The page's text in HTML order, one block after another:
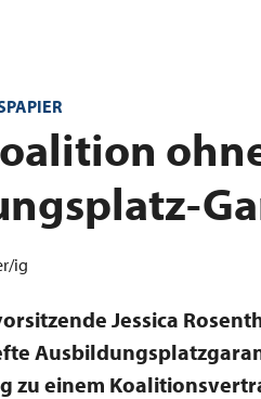
ig
Jessica
zu einem